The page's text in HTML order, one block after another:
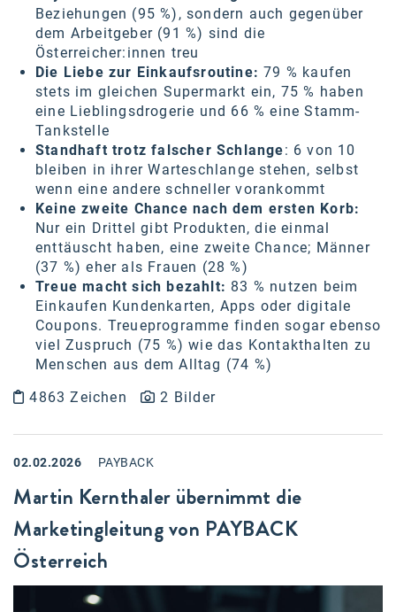
WALTER GROUP
WEB Windenergie AG
WEconomy - Diversity works!
Calle Libre
ÖZSV
Media
Kontakt
Beziehungen (95 %), sondern auch gegenüber
dem Arbeitgeber (91 %) sind die
Österreicher:innen treu
Die Liebe zur Einkaufsroutine:79 % kaufen
stets im gleichen Supermarkt ein, 75 % haben
eine Lieblingsdrogerie und 66 % eine Stamm-
Tankstelle
Standhaft trotz falscher Schlange: 6 von 10
bleiben in ihrer Warteschlange stehen, selbst
wenn eine andere schneller vorankommt
Keine zweite Chance nach dem ersten Korb:
Nur ein Drittel gibt Produkten, die einmal
enttäuscht haben, eine zweite Chance; Männer
(37 %) eher als Frauen (28 %)
Treue macht sich bezahlt: 83 % nutzen beim
Einkaufen Kundenkarten, Apps oder digitale
Coupons. Treueprogramme finden sogar ebenso
viel Zuspruch (75 %) wie das Kontakthalten zu
Menschen aus dem Alltag (74 %)
4863 Zeichen
2 Bilder
02.02.2026 PAYBACK
Martin Kernthaler übernimmt die
Marketingleitung von PAYBACK
Österreich